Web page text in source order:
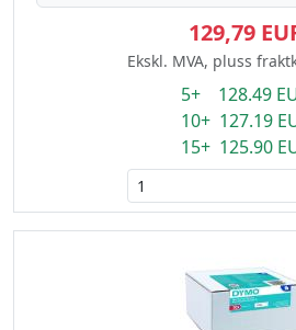
129,79
Ekskl. MVA, pluss
5+ 128.49
10+ 127.19
15+ 125.90